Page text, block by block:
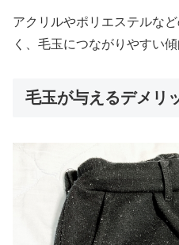
アクリルやポリエステルな
く、毛玉につながりやすい傾
毛玉が与えるデメリ